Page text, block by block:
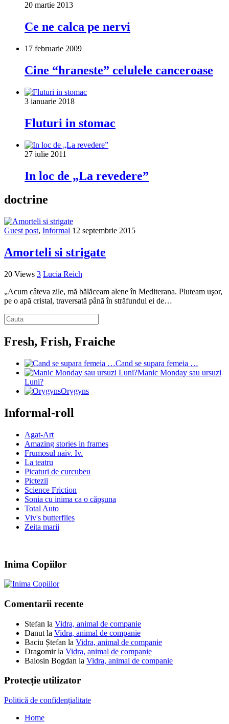
20 martie 2013
Ce ne calca pe nervi
17 februarie 2009
Cine “hraneste” celulele canceroase
3 ianuarie 2018
Fluturi in stomac
27 iulie 2011
In loc de „La revedere”
doctrine
Guest post, Informal 12 septembrie 2015
Amorteli si strigate
20 Views 3 Lucia Reich
„Acum câteva zile, mă bălăceam alene în Mediterana. Pluteam uşor,
pe o apă cristal, traversată până în străfundul ei de…
Fresh, Frish, Fraiche
Cand se supara femeia …
Manic Monday sau ursuzi
Luni?
Orygyns
Informal-roll
Agat-Art
Amazing stories in frames
Frumosul naiv. Iv.
La teatru
Picaturi de curcubeu
Pictezii
Science Friction
Sonia cu inima ca o căpşuna
Total Auto
Viv's butterflies
Zeita marii
Inima Copiilor
Comentarii recente
Stefan la Vidra, animal de companie
Danut la Vidra, animal de companie
Baciu Ștefan la Vidra, animal de companie
Dragomirla Vidra, animal de companie
Balosin Bogdan la Vidra, animal de companie
Protecție utilizator
Politică de confidențialitate
Home